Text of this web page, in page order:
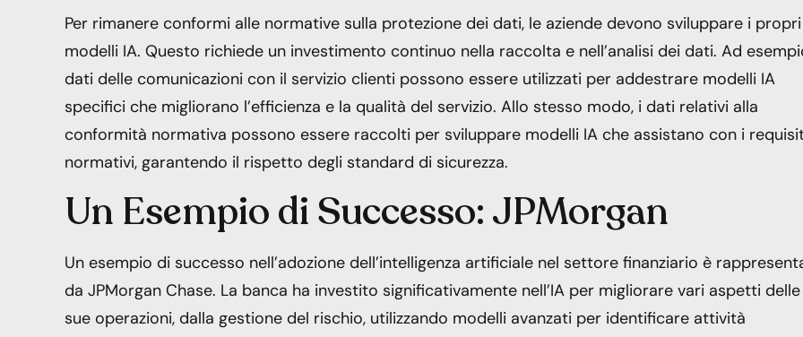
Per rimanere conformi alle normative sulla protezione dei dati, le aziende devono sviluppare i propri
modelli IA. Questo richiede un investimento continuo nella raccolta e nell’analisi dei dati. Ad
dati delle comunicazioni con il servizio clienti possono essere utilizzati per addestrare modelli IA
specifici che migliorano l’efficienza e la qualità del servizio. Allo stesso modo, i dati relativi alla
conformità normativa possono essere raccolti per sviluppare modelli IA che assistano con i
normativi, garantendo il rispetto degli standard di sicurezza.
Un Esempio di Successo: JPMorgan
Un esempio di successo nell’adozione dell’intelligenza artificiale nel settore finanziario è
da JPMorgan Chase. La banca ha investito significativamente nell’IA per migliorare vari aspetti delle
sue operazioni, dalla gestione del rischio, utilizzando modelli avanzati per identificare attività